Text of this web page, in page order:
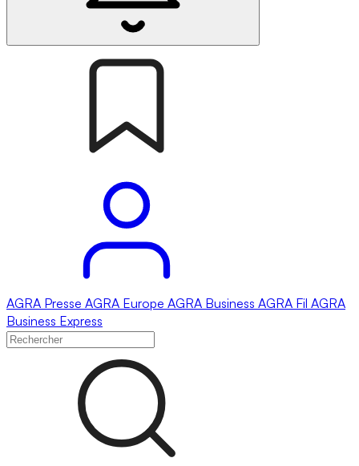
AGRA Presse AGRA Europe AGRA Business AGRA Fil AGRA
Business Express